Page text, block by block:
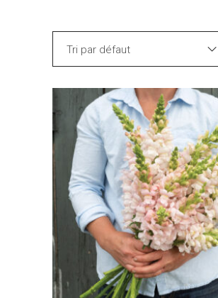
Tri par défaut